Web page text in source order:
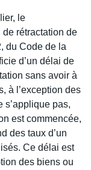
le
rétractation de
du Code de la
d’un délai de
sans avoir à
à l’exception des
s’applique pas,
est commencée,
des taux d’un
Ce délai est
des biens ou